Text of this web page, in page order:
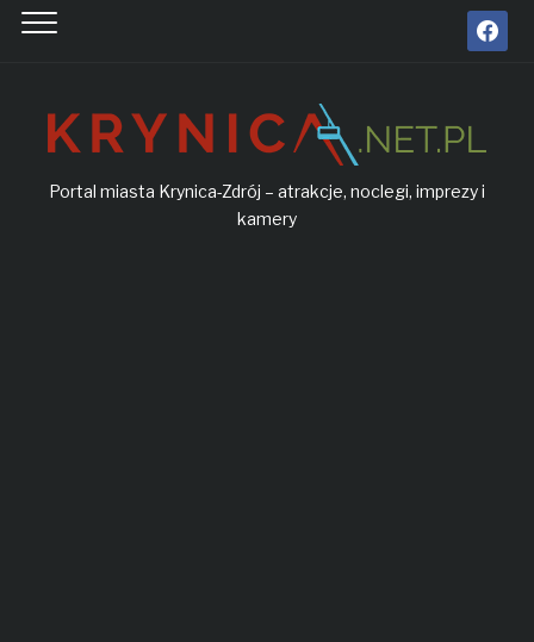
facebook
Portal miasta Krynica-Zdrój – atrakcje, noclegi, imprezy i
kamery